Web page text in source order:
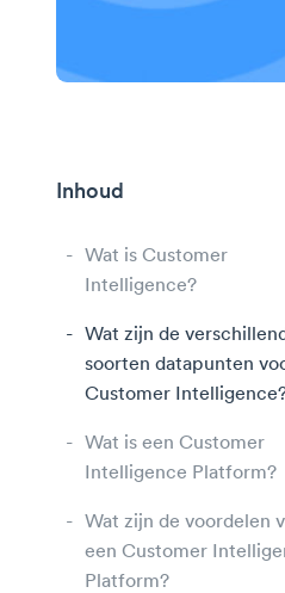
Inhoud
Wat is Customer
Intelligence?
Wat zijn de
soorten datapunten
Customer
Wat is een Customer
Intelligence Platform?
Wat zijn de voordelen
een Customer
Platform?